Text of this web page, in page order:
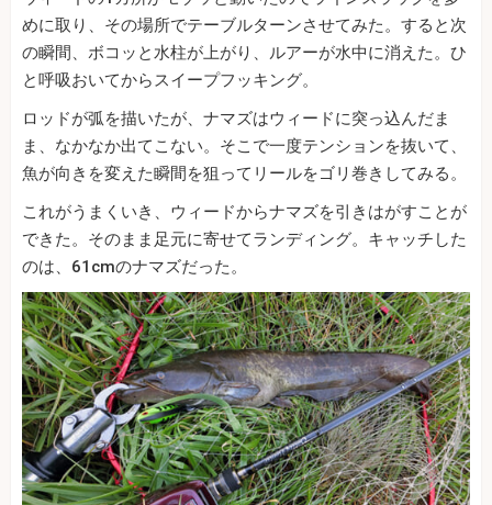
めに取り、その場所でテーブルターンさせてみた。すると次
の瞬間、ボコッと水柱が上がり、ルアーが水中に消えた。ひ
と呼吸おいてからスイープフッキング。
ロッドが弧を描いたが、ナマズはウィードに突っ込んだま
ま、なかなか出てこない。そこで一度テンションを抜いて、
魚が向きを変えた瞬間を狙ってリールをゴリ巻きしてみる。
これがうまくいき、ウィードからナマズを引きはがすことが
できた。そのまま足元に寄せてランディング。キャッチした
のは、61cmのナマズだった。